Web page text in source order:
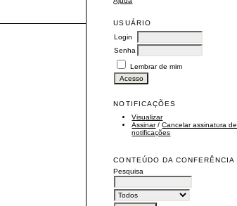
USUÁRIO
Login
Senha
Lembrar de mim
NOTIFICAÇÕES
Visualizar
Assinar/Cancelar assinatura de
notificações
CONTEÚDO DA CONFERÊNCIA
Pesquisa